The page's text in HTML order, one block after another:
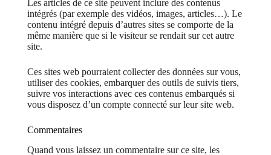
Les articles de ce site peuvent inclure des contenus
intégrés (par exemple des vidéos, images, articles…). Le
contenu intégré depuis d’autres sites se comporte de la
même manière que si le visiteur se rendait sur cet autre
site.
Ces sites web pourraient collecter des données sur vous,
utiliser des cookies, embarquer des outils de suivis tiers,
suivre vos interactions avec ces contenus embarqués si
vous disposez d’un compte connecté sur leur site web.
Commentaires
Quand vous laissez un commentaire sur ce site, les